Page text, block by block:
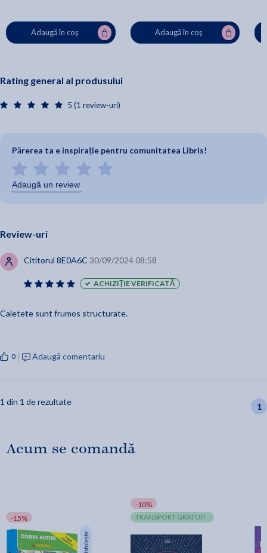
Adaugă în coș Adaugă în coș
Rating general al produsului
5 (1 review-uri)
Părerea ta e inspirație pentru comunitatea Libris!
Adaugă un review
Review-uri
Cititorul 8E0A6C 30/09/2024 08:58
ACHIZIȚIE VERIFICATĂ
Caietete sunt frumos structurate.
0 Adaugă comentariu
1 din 1 de rezultate 1
Acum se comandă
-15%
-10%
TRANSPORT GRATUIT